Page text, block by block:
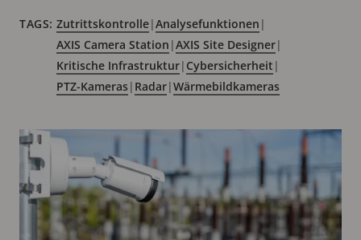
TAGS: Zutrittskontrolle|Analysefunktionen |
AXIS Camera Station |AXIS Site Designer|
Kritische Infrastruktur| Cybersicherheit |
PTZ-Kameras| Radar|Wärmebildkameras